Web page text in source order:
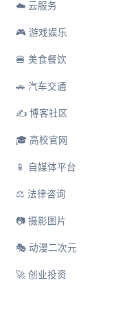
☁️ 云服务
🎮 游戏娱乐
🍔 美食餐饮
🚗 汽车交通
✍️ 博客社区
🎓 高校官网
📱 自媒体平台
⚖️ 法律咨询
📷 摄影图片
🎭 动漫二次元
🚀 创业投资